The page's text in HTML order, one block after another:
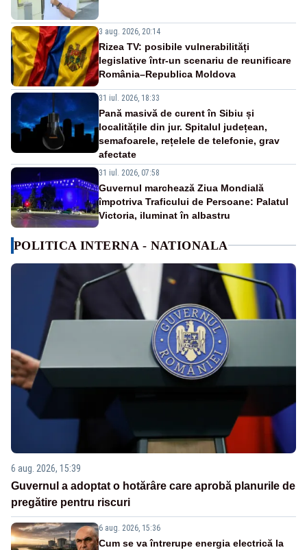
3 aug. 2026, 20:14
Rizea TV: posibile vulnerabilități
legislative într-un scenariu de reunificare
România–Republica Moldova
31 iul. 2026, 18:33
Pană masivă de curent în Sibiu și
localitățile din jur. Spitalul județean,
semafoarele, rețelele de telefonie, grav
afectate
31 iul. 2026, 07:58
Guvernul marchează Ziua Mondială
împotriva Traficului de Persoane: Palatul
Victoria, iluminat în albastru
POLITICA INTERNA - NATIONALA
6 aug. 2026, 15:39
Guvernul a adoptat o hotărâre care aprobă planurile de
pregătire pentru riscuri
6 aug. 2026, 15:36
Cum se va întrerupe energia electrică la